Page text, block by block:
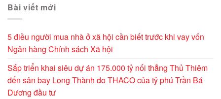
Bài viết mới
5 điều người mua nhà ở xã hội cần biết trước khi vay vốn
Ngân hàng Chính sách Xã hội
Sắp triển khai siêu dự án 175.000 tỷ nối thẳng Thủ Thiêm
đến sân bay Long Thành do THACO của tỷ phú Trần Bá
Dương đầu tư